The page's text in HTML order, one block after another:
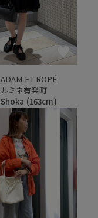
ADAM ET ROPÉ
ルミネ有楽町
Shoka (163cm)